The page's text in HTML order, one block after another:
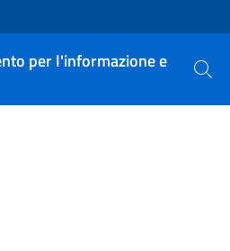
per l'informazione e
Cerca